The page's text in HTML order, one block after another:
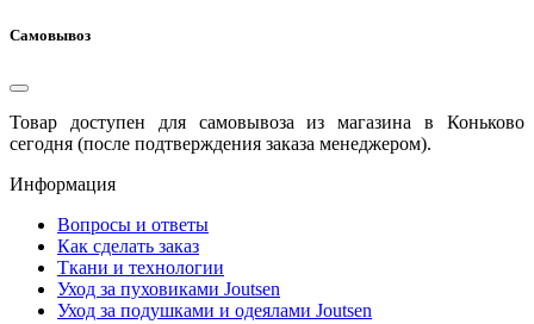
Самовывоз
Товар доступен для самовывоза из магазина в Коньково
сегодня (после подтверждения заказа менеджером).
Информация
Вопросы и ответы
Как сделать заказ
Ткани и технологии
Уход за пуховиками Joutsen
Уход за подушками и одеялами Joutsen